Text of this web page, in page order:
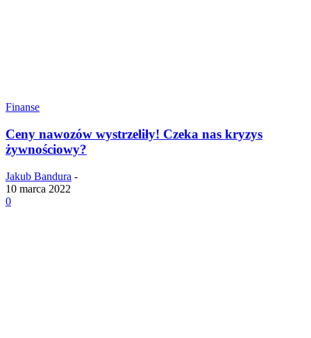
Finanse
Ceny nawozów wystrzeliły! Czeka nas kryzys
żywnościowy?
Jakub Bandura -
10 marca 2022
0